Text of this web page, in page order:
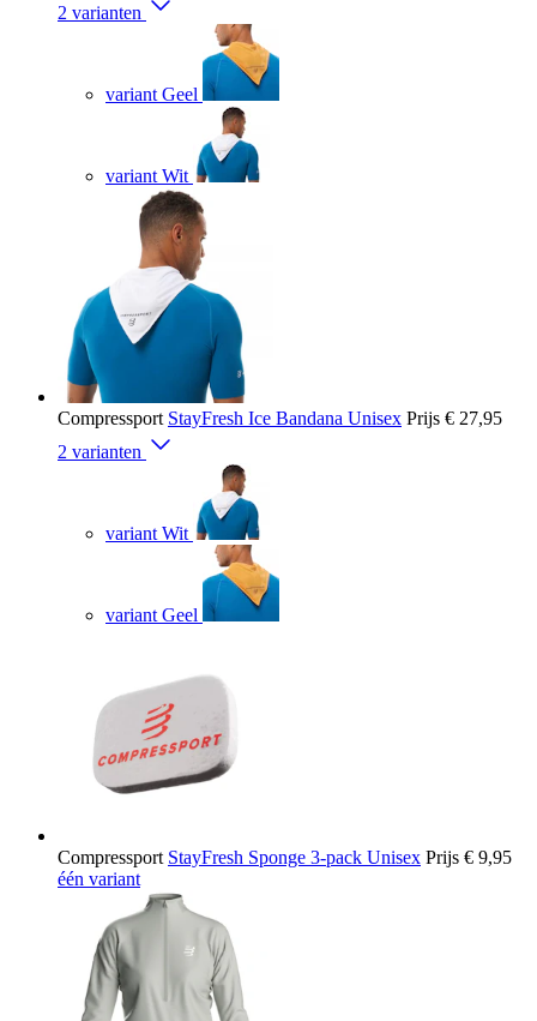
2 varianten
variant Geel
variant Wit
Compressport StayFresh Ice Bandana Unisex Prijs € 27,95
2 varianten
variant Wit
variant Geel
Compressport StayFresh Sponge 3-pack Unisex Prijs € 9,95
één variant